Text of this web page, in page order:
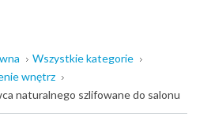
Wszystkie kategorie
wnętrz
naturalnego szlifowane do salonu